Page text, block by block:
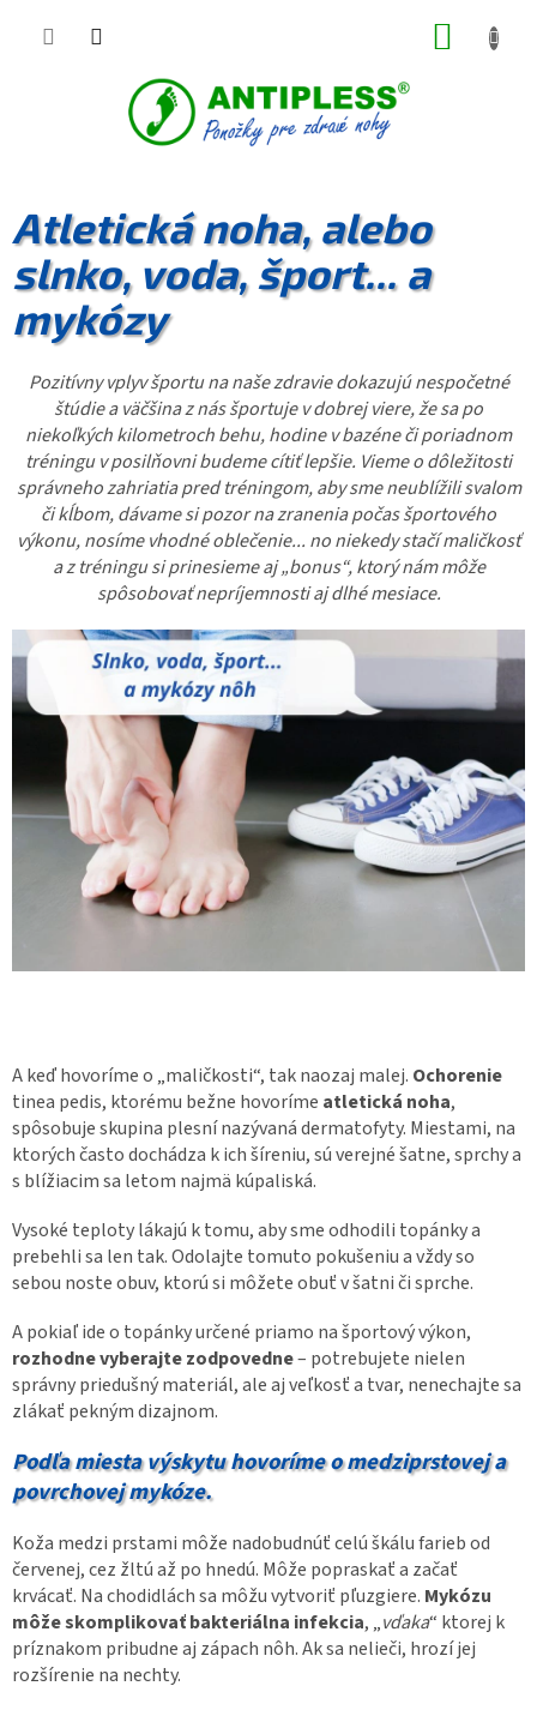
Atletická noha, alebo
slnko, voda, šport... a
mykózy
Pozitívny vplyv športu na naše zdravie dokazujú nespočetné
štúdie a väčšina z nás športuje v dobrej viere, že sa po
niekoľkých kilometroch behu, hodine v bazéne či poriadnom
tréningu v posilňovni budeme cítiť lepšie. Vieme o dôležitosti
správneho zahriatia pred tréningom, aby sme neublížili svalom
či kĺbom, dávame si pozor na zranenia počas športového
výkonu, nosíme vhodné oblečenie... no niekedy stačí maličkosť
a z tréningu si prinesieme aj „bonus“, ktorý nám môže
spôsobovať nepríjemnosti aj dlhé mesiace.
A keď hovoríme o „maličkosti“, tak naozaj malej. Ochorenie
tinea pedis, ktorému bežne hovoríme atletická noha,
spôsobuje skupina plesní nazývaná dermatofyty. Miestami, na
ktorých často dochádza k ich šíreniu, sú verejné šatne, sprchy a
s blížiacim sa letom najmä kúpaliská.
Vysoké teploty lákajú k tomu, aby sme odhodili topánky a
prebehli sa len tak. Odolajte tomuto pokušeniu a vždy so
sebou noste obuv, ktorú si môžete obuť v šatni či sprche.
A pokiaľ ide o topánky určené priamo na športový výkon,
rozhodne vyberajte zodpovedne– potrebujete nielen
správny priedušný materiál, ale aj veľkosť a tvar, nenechajte sa
zlákať pekným dizajnom.
Podľa miesta výskytu hovoríme o medziprstovej a
povrchovej mykóze.
Koža medzi prstami môže nadobudnúť celú škálu farieb od
červenej, cez žltú až po hnedú. Môže popraskať a začať
krvácať. Na chodidlách sa môžu vytvoriť pľuzgiere. Mykózu
môže skomplikovať bakteriálna infekcia, „vďaka“ ktorej k
príznakom pribudne aj zápach nôh. Ak sa nelieči, hrozí jej
rozšírenie na nechty.